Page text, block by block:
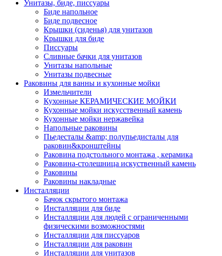
Унитазы, биде, писсуары
Биде напольное
Биде подвесное
Крышки (сиденья) для унитазов
Крышки для биде
Писсуары
Сливные бачки для унитазов
Унитазы напольные
Унитазы подвесные
Раковины для ванны и кухонные мойки
Измельчители
Кухонные КЕРАМИЧЕСКИЕ МОЙКИ
Кухонные мойки искусственный камень
Кухонные мойки нержавейка
Напольные раковины
Пьедесталы &amp; полупьедисталы для
раковин&кронштейны
Раковина подстольного монтажа , керамика
Раковина-столешница искуственный камень
Раковины
Раковины накладные
Инсталляции
Бачок скрытого монтажа
Инсталляции для биде
Инсталляции для людей с ограниченными
физическими возможностями
Инсталляции для писсуаров
Инсталляции для раковин
Инсталляции для унитазов